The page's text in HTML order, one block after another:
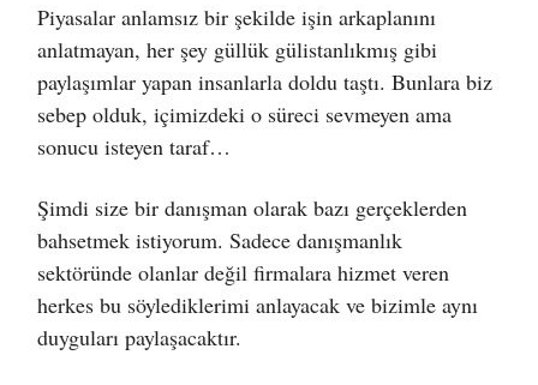
Piyasalar anlamsız bir şekilde işin arkaplanını
anlatmayan, her şey güllük gülistanlıkmış gibi
paylaşımlar yapan insanlarla doldu taştı. Bunlara biz
sebep olduk, içimizdeki o süreci sevmeyen ama
sonucu isteyen taraf…
Şimdi size bir danışman olarak bazı gerçeklerden
bahsetmek istiyorum. Sadece danışmanlık
sektöründe olanlar değil firmalara hizmet veren
herkes bu söylediklerimi anlayacak ve bizimle aynı
duyguları paylaşacaktır.